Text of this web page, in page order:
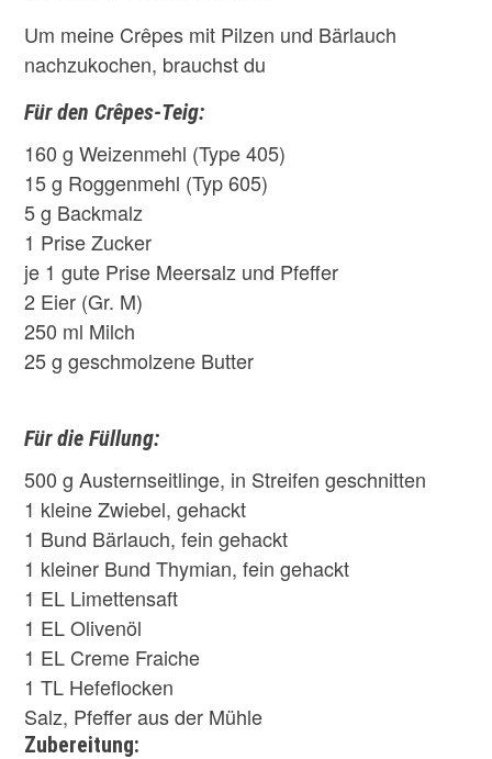
Um meine Crêpes mit Pilzen und Bärlauch
nachzukochen, brauchst du
Für den Crêpes-Teig:
160 gWeizenmehl (Type 405)
15 g Roggenmehl (Typ 605)
5 g Backmalz
1 PriseZucker
je 1 gute Prise Meersalz und Pfeffer
2 Eier (Gr. M)
250 ml Milch
25 g geschmolzene Butter
Für die Füllung:
500 g Austernseitlinge, in Streifen geschnitten
1 kleine Zwiebel, gehackt
1 Bund Bärlauch, fein gehackt
1 kleiner Bund Thymian, fein gehackt
1 EL Limettensaft
1 EL Olivenöl
1 EL Creme Fraiche
1 TL Hefeflocken
Salz, Pfeffer aus der Mühle
Zubereitung: